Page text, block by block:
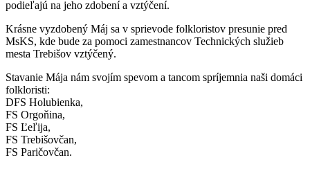
podieľajú na jeho zdobení a vztýčení.
Krásne vyzdobený Máj sa v sprievode folkloristov presunie pred
MsKS, kde bude za pomoci zamestnancov Technických služieb
mesta Trebišov vztýčený.
Stavanie Mája nám svojím spevom a tancom spríjemnia naši domáci
folkloristi:
DFS Holubienka,
FS Orgoňina,
FS Ľeľija,
FS Trebišovčan,
FS Paričovčan.